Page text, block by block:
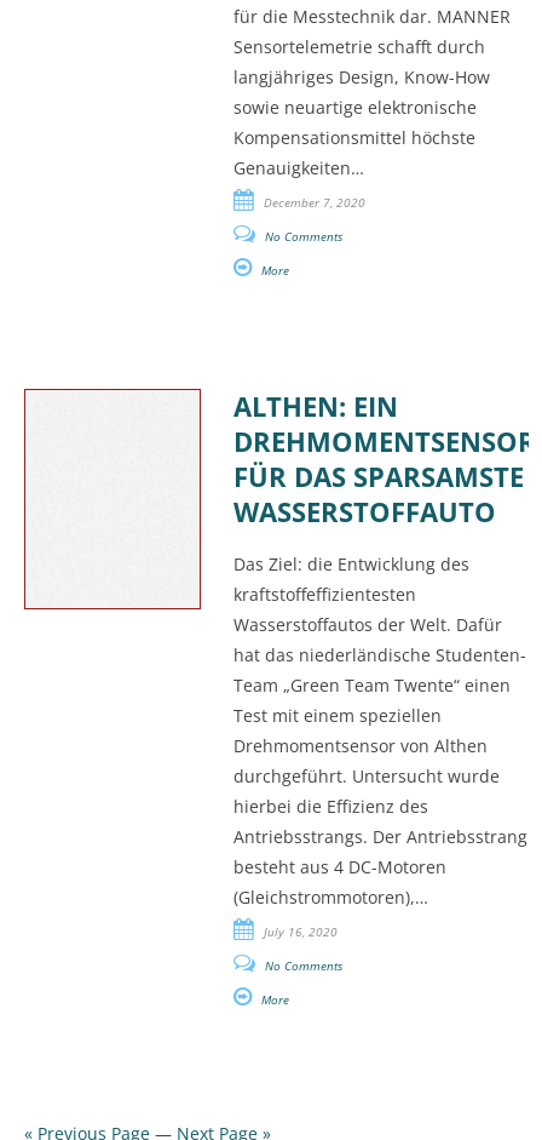
für die Messtechnik dar. MANNER
Sensortelemetrie schafft durch
langjähriges Design, Know-How
sowie neuartige elektronische
Kompensationsmittel höchste
Genauigkeiten…
December 7, 2020
No Comments
More
ALTHEN: EIN
DREHMOMENTSENSOR
FÜR DAS SPARSAMSTE
WASSERSTOFFAUTO
Das Ziel: die Entwicklung des
kraftstoffeffizientesten
Wasserstoffautos der Welt. Dafür
hat das niederländische Studenten-
Team „Green Team Twente“ einen
Test mit einem speziellen
Drehmomentsensor von Althen
durchgeführt. Untersucht wurde
hierbei die Effizienz des
Antriebsstrangs. Der Antriebsstrang
besteht aus 4 DC-Motoren
(Gleichstrommotoren),…
July 16, 2020
No Comments
More
« Previous Page— Next Page »